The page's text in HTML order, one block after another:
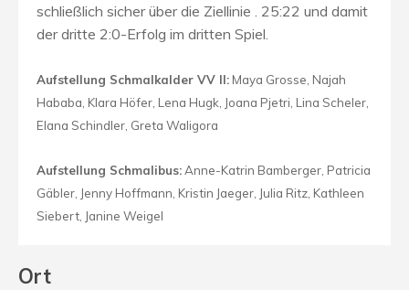
schließlich sicher über die Ziellinie . 25:22 und damit
der dritte 2:0-Erfolg im dritten Spiel.
Aufstellung Schmalkalder VV II: Maya Grosse, Najah
Hababa, Klara Höfer, Lena Hugk, Joana Pjetri, Lina Scheler,
Elana Schindler, Greta Waligora
Aufstellung Schmalibus: Anne-Katrin Bamberger, Patricia
Gäbler, Jenny Hoffmann, Kristin Jaeger, Julia Ritz, Kathleen
Siebert, Janine Weigel
Ort